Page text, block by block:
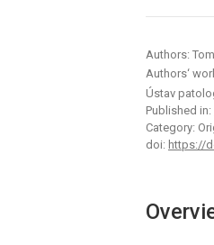
Authors:
Authors‘
Ústav
Published in:
Category:
doi: https://